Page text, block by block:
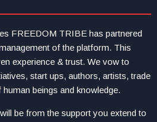
FREEDOM TRIBE has partnered
of the platform. This
experience & trust. We vow to
start ups, authors, artists, trade
beings and knowledge.
be from the support you extend to